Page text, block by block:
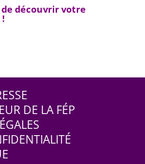
de découvrir votre
DE LA FÉP